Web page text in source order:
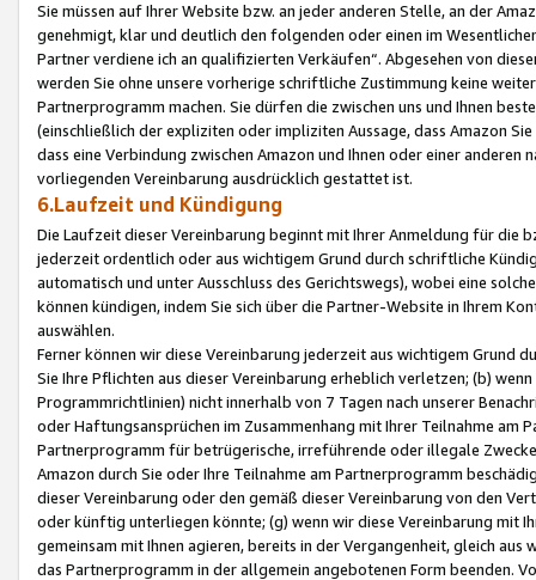
Sie müssen auf Ihrer Website bzw. an jeder anderen Stelle, an der
genehmigt, klar und deutlich den folgenden oder einen im
Partner verdiene ich an qualifizierten Verkäufen“. Abgesehen von
werden Sie ohne unsere vorherige schriftliche Zustimmung keine
Partnerprogramm machen. Sie dürfen die zwischen uns und Ihnen
(einschließlich der expliziten oder impliziten Aussage, dass Amazon
dass eine Verbindung zwischen Amazon und Ihnen oder einer
vorliegenden Vereinbarung ausdrücklich gestattet ist.
6.Laufzeit und Kündigung
Die Laufzeit dieser Vereinbarung beginnt mit Ihrer Anmeldung für die
jederzeit ordentlich oder aus wichtigem Grund durch schriftliche
automatisch und unter Ausschluss des Gerichtswegs), wobei eine
können kündigen, indem Sie sich über die Partner-Website in Ihrem
auswählen.
Ferner können wir diese Vereinbarung jederzeit aus wichtigem Grund
Sie Ihre Pflichten aus dieser Vereinbarung erheblich verletzen; (b)
Programmrichtlinien) nicht innerhalb von 7 Tagen nach unserer
oder Haftungsansprüchen im Zusammenhang mit Ihrer Teilnahme am
Partnerprogramm für betrügerische, irreführende oder illegale
Amazon durch Sie oder Ihre Teilnahme am Partnerprogramm
dieser Vereinbarung oder den gemäß dieser Vereinbarung von den
oder künftig unterliegen könnte; (g) wenn wir diese Vereinbarung mit
gemeinsam mit Ihnen agieren, bereits in der Vergangenheit, gleich
das Partnerprogramm in der allgemein angebotenen Form beenden.